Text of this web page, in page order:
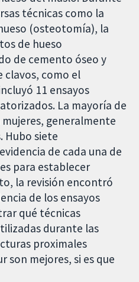
técnicas como la
(osteotomía), la
de hueso
de cemento óseo y
clavos, como el
11 ensayos
La mayoría de
generalmente
Hubo siete
de cada una de
para establecer
la revisión encontró
de los ensayos
qué técnicas
durante las
proximales
son mejores, si es que